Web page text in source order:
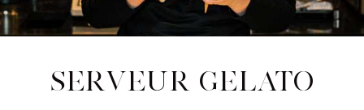
Serveur Gelato